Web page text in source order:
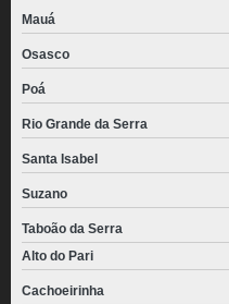
Mauá
Osasco
Poá
Rio Grande da Serra
Santa Isabel
Suzano
Taboão da Serra
Alto do Pari
Cachoeirinha